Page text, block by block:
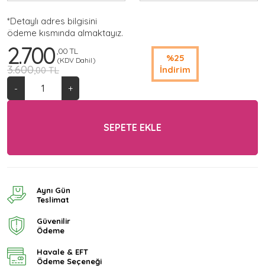
*Detaylı adres bilgisini
ödeme kısmında almaktayız.
%25
İndirim
2.700 ,00 TL
(KDV Dahil)
3.600,00 TL
-
+
SEPETE EKLE
Aynı Gün
Teslimat
Güvenilir
Ödeme
Havale & EFT
Ödeme Seçeneği